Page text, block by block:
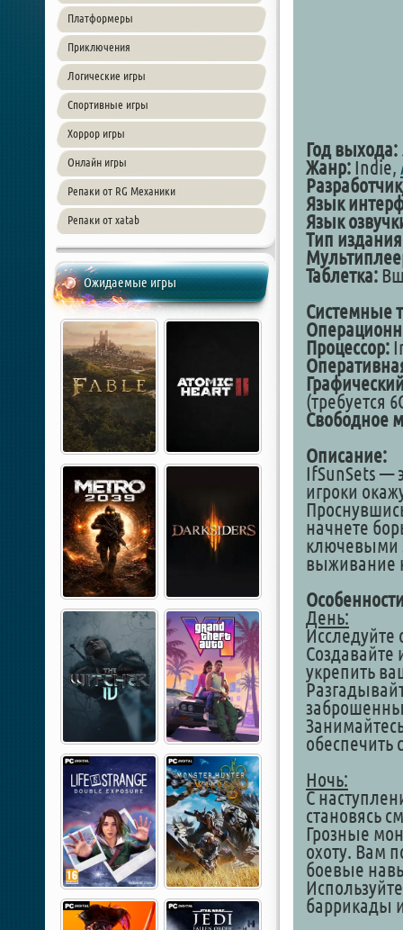
Платформеры
Приключения
Логические игры
Спортивные игры
Хоррор игры
Онлайн игры
Репаки от RG Механики
Репаки от xatab
Ожидаемые игры
Год выхода:
Жанр: Indie,
Язык
Язык
Тип
Таблетка:
Системные
Процессор:
(требуется
Свободное
Описание:
IfSunSets —
игроки
начнете
ключевыми
выживание
День:
Исследуйте
Создавайте
укрепить
обеспечить
Ночь:
С
становясь
Грозные
охоту. Вам
боевые
баррикады